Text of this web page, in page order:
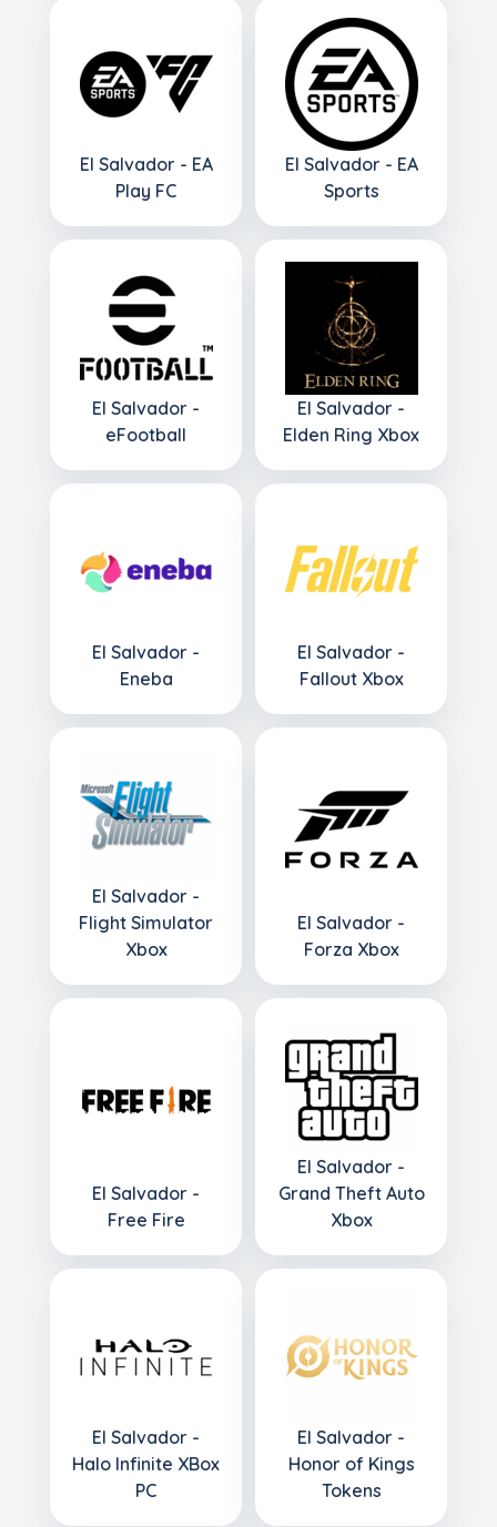
El Salvador - EA
Play FC
El Salvador - EA
Sports
El Salvador -
eFootball
El Salvador -
Elden Ring Xbox
El Salvador -
Eneba
El Salvador -
Fallout Xbox
El Salvador -
Flight Simulator
Xbox
El Salvador -
Forza Xbox
El Salvador -
Free Fire
El Salvador -
Grand Theft Auto
Xbox
El Salvador -
Halo Infinite XBox
PC
El Salvador -
Honor of Kings
Tokens